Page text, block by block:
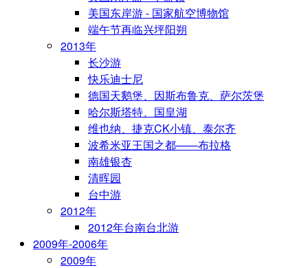
美国东岸游 - 国家航空博物馆
端午节再临兴坪阳朔
2013年
长沙游
快乐迪士尼
德国天鹅堡、因斯布鲁克、萨尔茨堡
哈尔斯塔特、国皇湖
维也纳、捷克CK小镇、泰尔齐
波希米亚王国之都——布拉格
南雄银杏
清晖园
台中游
2012年
2012年台南台北游
2009年-2006年
2009年